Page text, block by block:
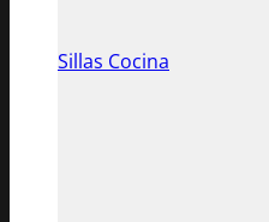
Sillas Cocina